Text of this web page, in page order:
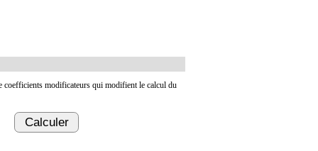
coefficients modificateurs qui modifient le calcul du
Calculer